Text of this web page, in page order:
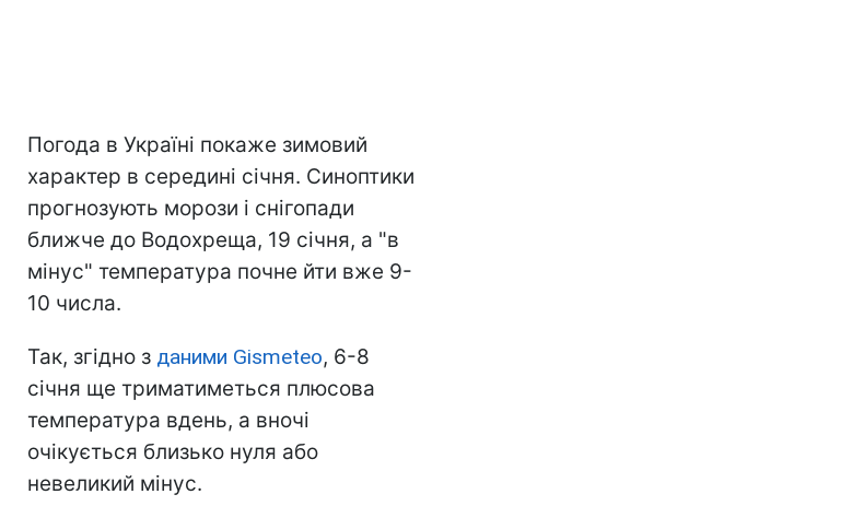
Погода в Україні покаже зимовий
характер в середині січня. Синоптики
прогнозують морози і снігопади
ближче до Водохреща, 19 січня, а "в
мінус" температура почне йти вже 9-
10 числа.
Так, згідно з даними Gismeteo, 6-8
січня ще триматиметься плюсова
температура вдень, а вночі
очікується близько нуля або
невеликий мінус.